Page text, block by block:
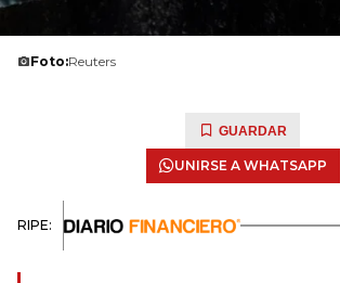
Foto:Reuters
GUARDAR
UNIRSE A WHATSAPP
RIPE: